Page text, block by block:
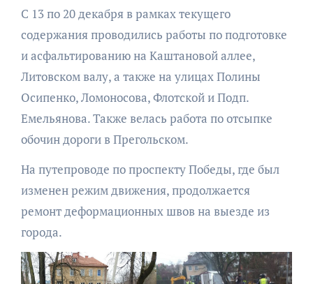
С 13 по 20 декабря в рамках текущего
содержания проводились работы по подготовке
и асфальтированию на Каштановой аллее,
Литовском валу, а также на улицах Полины
Осипенко, Ломоносова, Флотской и Подп.
Емельянова. Также велась работа по отсыпке
обочин дороги в Прегольском.
На путепроводе по проспекту Победы, где был
изменен режим движения, продолжается
ремонт деформационных швов на выезде из
города.